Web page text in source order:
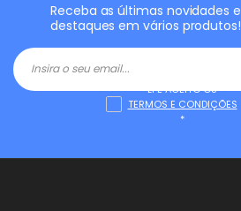
Receba as últimas novidades e
destaques em vários produtos!
LI E ACEITO OS
TERMOS E CONDIÇÕES
*